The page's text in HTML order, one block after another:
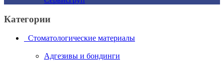
Категории
Стоматологические материалы
Адгезивы и бондинги